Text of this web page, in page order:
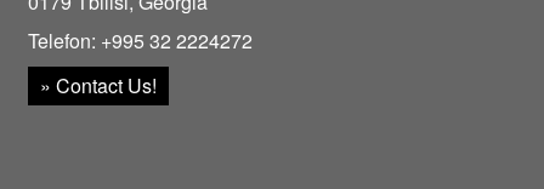
Telefon: +995 32 2224272
» Contact Us!